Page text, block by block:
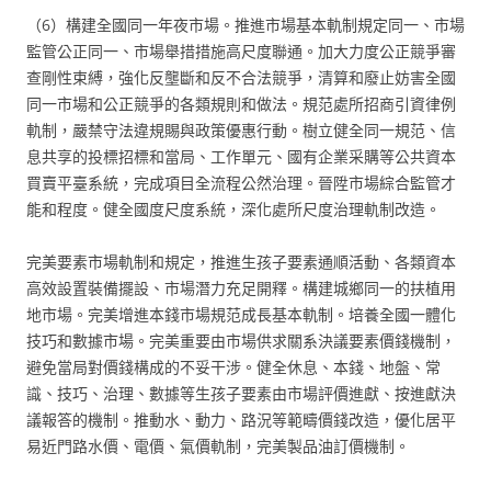
（6）構建全國同一年夜市場。推進市場基本軌制規定同一、市場
監管公正同一、市場舉措措施高尺度聯通。加大力度公正競爭審
查剛性束縛，強化反壟斷和反不合法競爭，清算和廢止妨害全國
同一市場和公正競爭的各類規則和做法。規范處所招商引資律例
軌制，嚴禁守法違規賜與政策優惠行動。樹立健全同一規范、信
息共享的投標招標和當局、工作單元、國有企業采購等公共資本
買賣平臺系統，完成項目全流程公然治理。晉陞市場綜合監管才
能和程度。健全國度尺度系統，深化處所尺度治理軌制改造。
完美要素市場軌制和規定，推進生孩子要素通順活動、各類資本
高效設置裝備擺設、市場潛力充足開釋。構建城鄉同一的扶植用
地市場。完美增進本錢市場規范成長基本軌制。培養全國一體化
技巧和數據市場。完美重要由市場供求關系決議要素價錢機制，
避免當局對價錢構成的不妥干涉。健全休息、本錢、地盤、常
識、技巧、治理、數據等生孩子要素由市場評價進獻、按進獻決
議報答的機制。推動水、動力、路況等範疇價錢改造，優化居平
易近門路水價、電價、氣價軌制，完美製品油訂價機制。